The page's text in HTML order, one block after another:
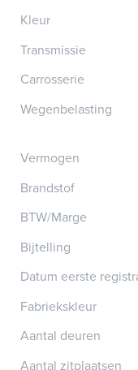
Kleur
Transmissie
Carrosserie
Wegenbelasting
Vermogen
Brandstof
BTW/Marge
Bijtelling
Datum eerste
Fabriekskleur
Aantal deuren
Aantal zitplaatsen